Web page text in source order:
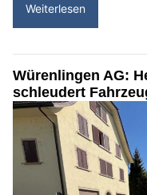
Weiterlesen
Würenlingen AG:
schleudert